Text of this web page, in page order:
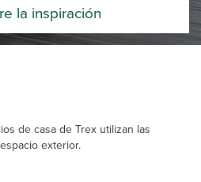
la inspiración
de casa de Trex utilizan las
exterior.